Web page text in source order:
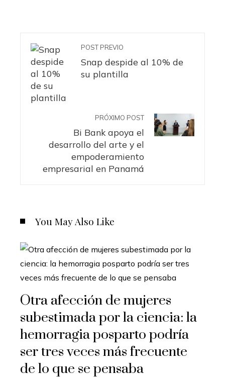
POST PREVIO
Snap despide al 10% de
su plantilla
PRÓXIMO POST
Bi Bank apoya el
desarrollo del arte y el
empoderamiento
empresarial en Panamá
You May Also Like
Otra afección de mujeres
subestimada por la ciencia: la
hemorragia posparto podría
ser tres veces más frecuente
de lo que se pensaba